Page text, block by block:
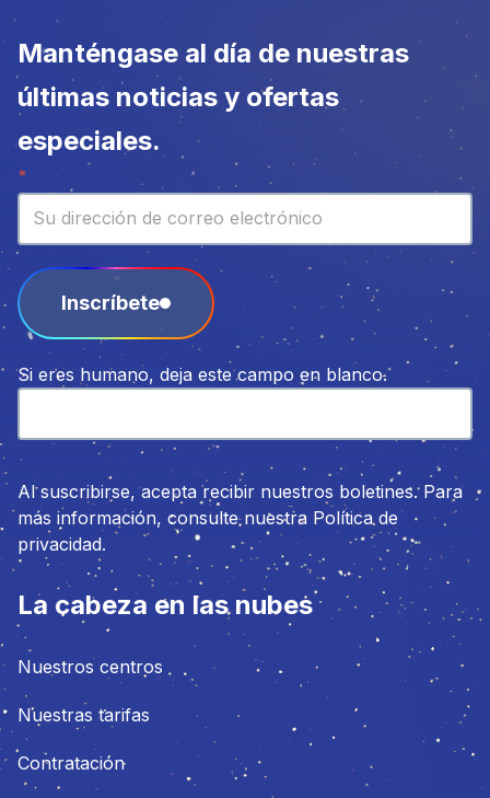
Manténgase al día de nuestras
últimas noticias y ofertas
especiales.
Boletín
*
Inscríbete
Si eres humano, deja este campo en blanco.
Al suscribirse, acepta recibir nuestros boletines. Para
más información, consulte nuestra Política de
privacidad.
La cabeza en las nubes
Nuestros centros
Nuestras tarifas
Contratación